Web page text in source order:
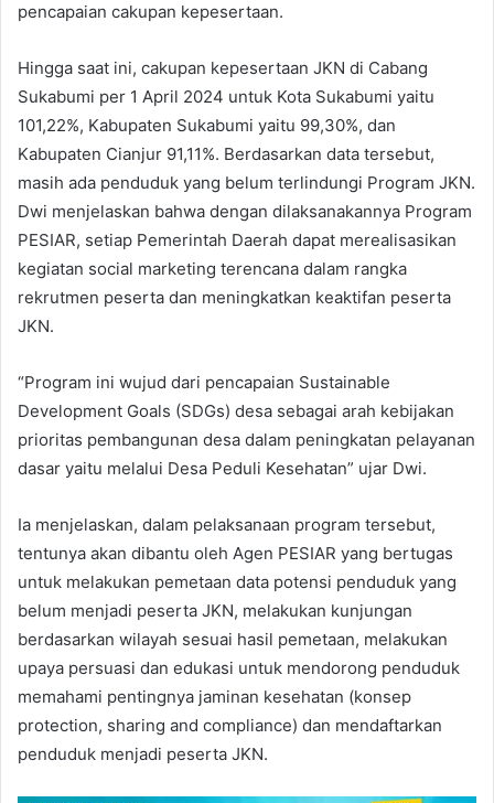
pencapaian cakupan kepesertaan.
Hingga saat ini, cakupan kepesertaan JKN di Cabang
Sukabumi per 1 April 2024 untuk Kota Sukabumi yaitu
101,22%, Kabupaten Sukabumi yaitu 99,30%, dan
Kabupaten Cianjur 91,11%. Berdasarkan data tersebut,
masih ada penduduk yang belum terlindungi Program JKN.
Dwi menjelaskan bahwa dengan dilaksanakannya Program
PESIAR, setiap Pemerintah Daerah dapat merealisasikan
kegiatan social marketing terencana dalam rangka
rekrutmen peserta dan meningkatkan keaktifan peserta
JKN.
“Program ini wujud dari pencapaian Sustainable
Development Goals (SDGs) desa sebagai arah kebijakan
prioritas pembangunan desa dalam peningkatan pelayanan
dasar yaitu melalui Desa Peduli Kesehatan” ujar Dwi.
Ia menjelaskan, dalam pelaksanaan program tersebut,
tentunya akan dibantu oleh Agen PESIAR yang bertugas
untuk melakukan pemetaan data potensi penduduk yang
belum menjadi peserta JKN, melakukan kunjungan
berdasarkan wilayah sesuai hasil pemetaan, melakukan
upaya persuasi dan edukasi untuk mendorong penduduk
memahami pentingnya jaminan kesehatan (konsep
protection, sharing and compliance) dan mendaftarkan
penduduk menjadi peserta JKN.